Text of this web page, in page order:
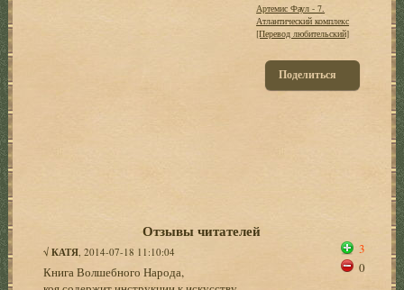
Артемис Фаул - 7.
Атлантический комплекс
[Перевод любительский]
Поделиться
Отзывы читателей
√КАТЯ , 2014-07-18 11:10:04
Книга Волшебного Народа,
3
0